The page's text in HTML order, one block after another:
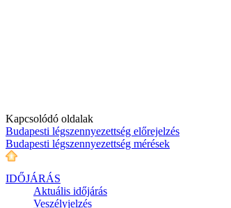
Kapcsolódó oldalak
Budapesti légszennyezettség előrejelzés
Budapesti légszennyezettség mérések
IDŐJÁRÁS
Aktuális időjárás
Veszélyjelzés